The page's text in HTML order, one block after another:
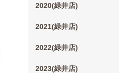
2020(緑井店)
2021(緑井店)
2022(緑井店)
2023(緑井店)